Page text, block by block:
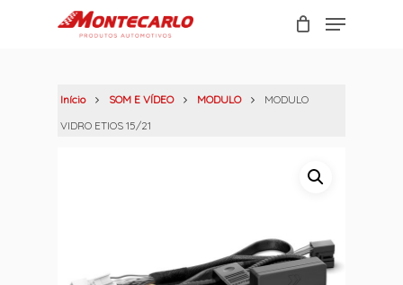
Menu
Carrinho
Início SOM E VÍDEO MODULO
MODULO
VIDRO ETIOS 15/21